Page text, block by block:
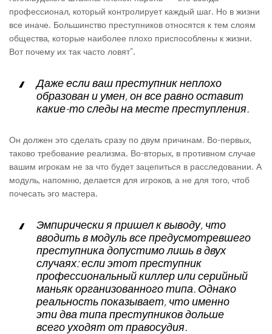
профессионал, который контролирует каждый шаг. Но в жизни
все иначе. Большинство преступников относятся к тем слоям
общества, которые наиболее плохо приспособлены к жизни.
Вот почему их так часто ловят”.
Даже если ваш преступник неплохо
образован и умен, он все равно оставит
какие-то следы на месте преступления.
Он должен это сделать сразу по двум причинам. Во-первых,
таково требование реализма. Во-вторых, в противном случае
вашим игрокам не за что будет зацепиться в расследовании. А
модуль, напомню, делается для игроков, а не для того, чтоб
почесать эго мастера.
Эмпирически я пришел к выводу, что
вводить в модуль все предусмотревшего
преступника допустимо лишь в двух
случаях: если этот преступник
профессиональный киллер или серийный
маньяк организованного типа. Однако
реальность показывает, что именно
эти два типа преступников дольше
всего уходят от правосудия.